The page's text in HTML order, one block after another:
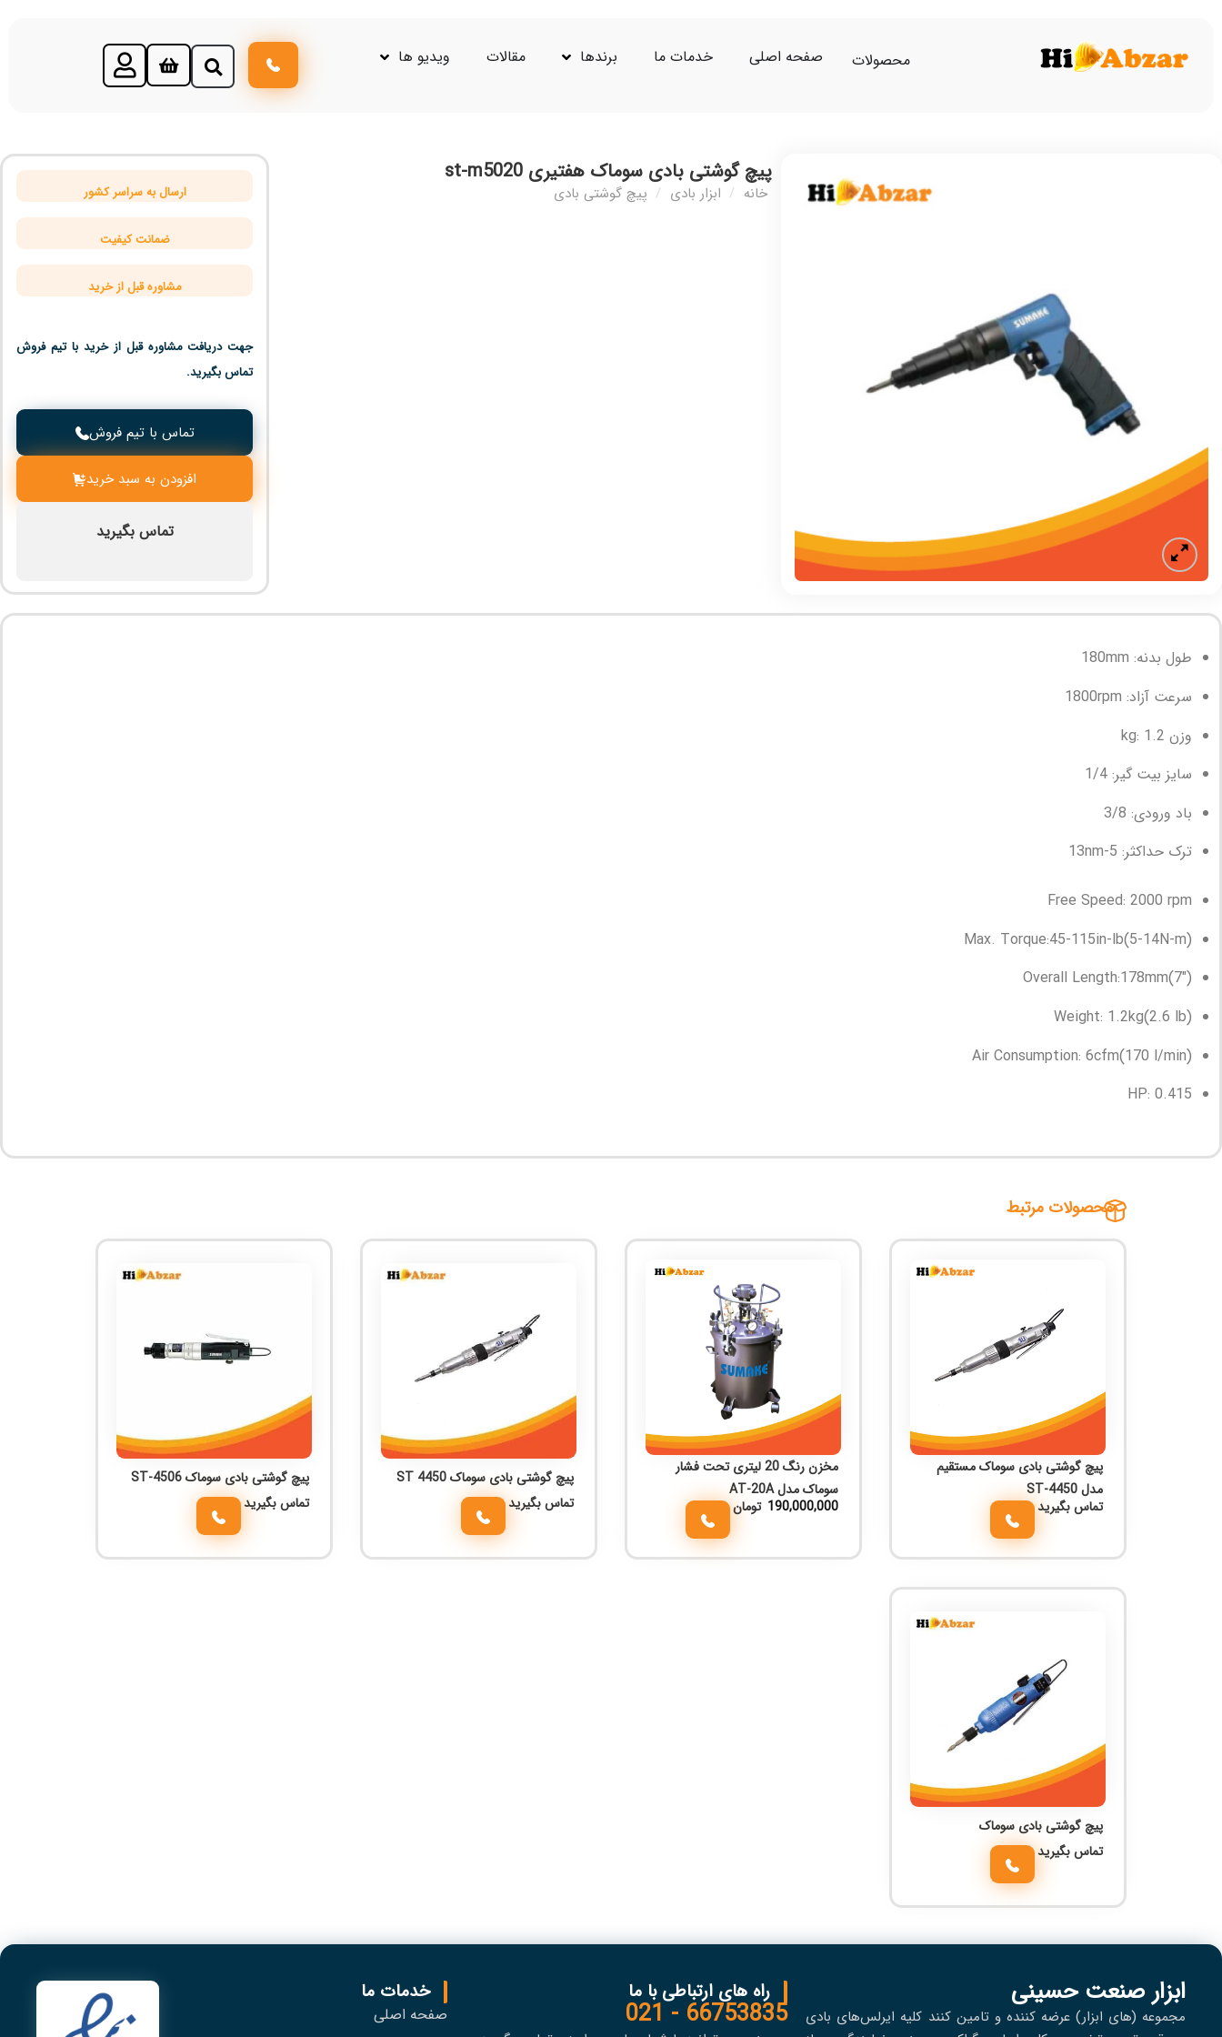
محصولات صفحه اصلی خدمات ما برندها مقالات ویدیو ها
پیچ گوشتی بادی سوماک هفتیری st-m5020
خانه / ابزار بادی / پیچ گوشتی بادی ارسال به سراسر کشور
ضمانت کیفیت
مشاوره قبل از خرید
جهت دریافت مشاوره قبل از خرید با تیم فروش
تماس بگیرید.
تماس با تیم فروش
افزودن به سبد خرید
تماس بگیرید
طول بدنه: 180mm
سرعت آزاد: 1800rpm
وزن kg: 1.2
سایز بیت گیر: 1/4
باد ورودی: 3/8
ترک حداکثر: 5-13nm
Free Speed: 2000 rpm
Max. Torque:45-115in-lb(5-14N-m)
Overall Length:178mm(7″)
Weight: 1.2kg(2.6 lb)
Air Consumption: 6cfm(170 l/min)
HP: 0.415
محصولات مرتبط
پیچ گوشتی بادی سوماک مستقیم
مدل ST-4450
تماس بگیرید
مخزن رنگ 20 لیتری تحت فشار
سوماک مدل AT-20A
190,000,000 تومان
پیچ گوشتی بادی سوماک ST 4450
تماس بگیرید
پیچ گوشتی بادی سوماک ST-4506
تماس بگیرید
پیچ گوشتی بادی سوماک
تماس بگیرید
ابزار صنعت حسینی
مجموعه (های ابزار) عرضه کننده و تامین کنند کلیه ایرلس‌های بادی
راه های ارتباطی با ما
66753835 - 021
خدمات ما
صفحه اصلی